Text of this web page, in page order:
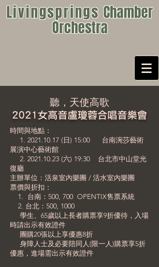
Livingsprings Chamber
Orchestra
​聽，天使高歌
2021女高音盧瓊蓉合唱音樂會
時間與地點：
1. 2021.10.17 (日) 15:00 台南涴莎藝術
展演中心藝術館
2. 2021.10.23 (六) 19:30 台北市中山堂光
復廳
主辦單位：活泉室內樂團 / 活水室內樂團
票價與折扣：
1. 台南：500, 700 OPENTIX售票系統
2. 台北：500, 1000
學生、65歲以上長者購票享9折優待，入場
時請出示有效證件
團購20張以上享優惠8折
身障人士及必要陪同人(限一人)購票享5折
優惠，進場需出示有效證件